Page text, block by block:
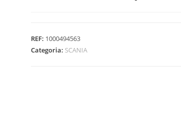
REF: 1000494563
Categoria: SCANIA